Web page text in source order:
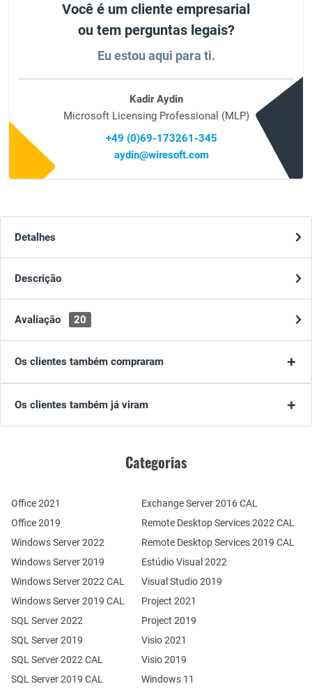
Você é um cliente empresarial
ou tem perguntas legais?
Eu estou aqui para ti.
Kadir Aydin
Microsoft Licensing Professional (MLP)
+49 (0)69-173261-345
aydin@wiresoft.com
Detalhes
Descrição
Avaliação 20
Os clientes também compraram
Os clientes também já viram
Categorias
Office 2021
Office 2019
Windows Server 2022
Windows Server 2019
SQL Server 2022
SQL Server 2019
Windows Server 2022 CAL
Windows Server 2019 CAL
SQL Server 2022 CAL
SQL Server 2019 CAL
Remote Desktop Services 2022 CAL
Remote Desktop Services 2019 CAL
Exchange Server 2016 CAL
Estúdio Visual 2022
Visual Studio 2019
Project 2021
Project 2019
Visio 2021
Visio 2019
Windows 11